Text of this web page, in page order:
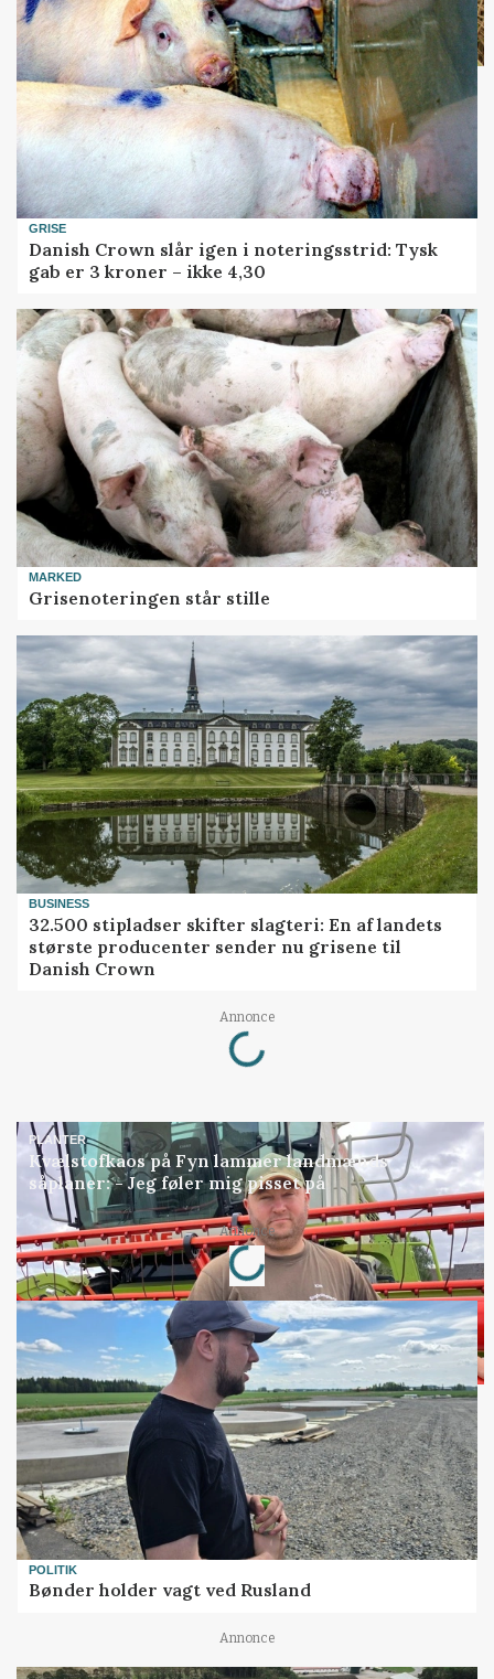
GRISE
Danish Crown slår igen i noteringsstrid: Tysk
gab er 3 kroner – ikke 4,30
MARKED
Grisenoteringen står stille
BUSINESS
32.500 stipladser skifter slagteri: En af landets
største producenter sender nu grisene til
Danish Crown
Annonce
Loading...
PLANTER
Kvælstofkaos på Fyn lammer landmænds
såplaner: - Jeg føler mig pisset på
Annonce
Loading...
POLITIK
Bønder holder vagt ved Rusland
Annonce